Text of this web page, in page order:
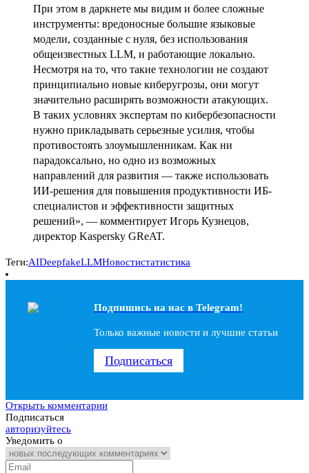
При этом в даркнете мы видим и более сложные
инструменты: вредоносные большие языковые
модели, созданные с нуля, без использования
общеизвестных LLM, и работающие локально.
Несмотря на то, что такие технологии не создают
принципиально новые киберугрозы, они могут
значительно расширять возможности атакующих.
В таких условиях экспертам по кибербезопасности
нужно прикладывать серьезные усилия, чтобы
противостоять злоумышленникам. Как ни
парадоксально, но одно из возможных
направлений для развития — также использовать
ИИ-решения для повышения продуктивности ИБ-
специалистов и эффективности защитных
решений», — комментирует Игорь Кузнецов,
директор Kaspersky GReAT.
Теги:AIDeepfakeLLMНовостистатистика
Подпишись на наc в Telegram!
Только важные новости и лучшие статьи
Подписаться
Открыть комментарии
Подписаться
авторизуйтесь
Уведомить о